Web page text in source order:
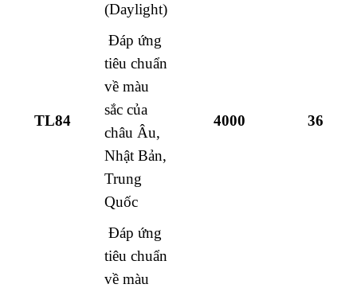
(Daylight)
TL84
Đáp ứng
tiêu chuẩn
về màu
sắc của
châu Âu,
Nhật Bản,
Trung
Quốc
4000 36
Đáp ứng
tiêu chuẩn
về màu